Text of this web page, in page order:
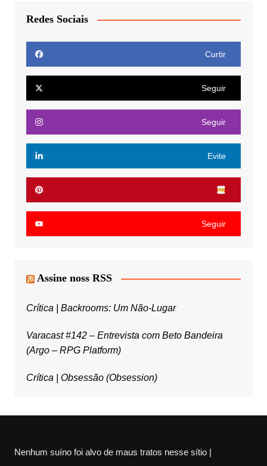
Redes Sociais
Curtir
Seguir
Seguir
Evite
Seguir
Assine noss RSS
Crítica | Backrooms: Um Não-Lugar
Varacast #142 – Entrevista com Beto Bandeira
(Argo – RPG Platform)
Crítica | Obsessão (Obsession)
Nenhum suíno foi alvo de maus tratos nesse sítio |